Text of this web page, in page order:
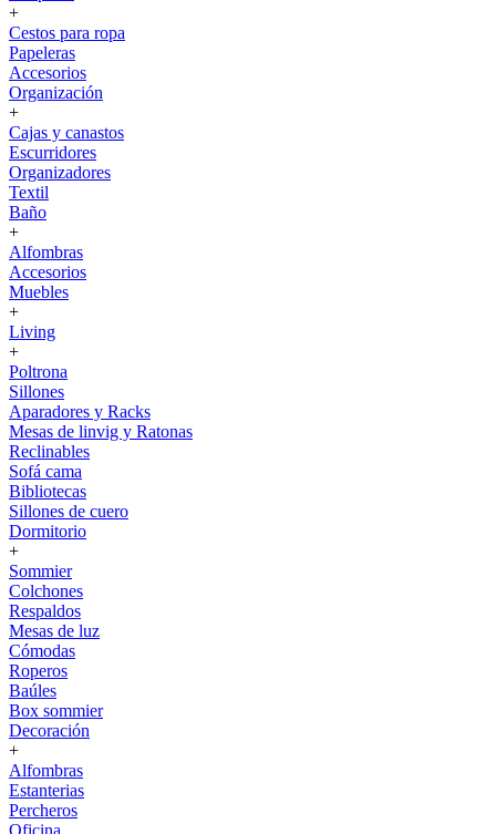
+
Cestos para ropa
Papeleras
Accesorios
Organización
+
Cajas y canastos
Escurridores
Organizadores
Textil
Baño
+
Alfombras
Accesorios
Muebles
+
Living
+
Poltrona
Sillones
Aparadores y Racks
Mesas de linvig y Ratonas
Reclinables
Sofá cama
Bibliotecas
Sillones de cuero
Dormitorio
+
Sommier
Colchones
Respaldos
Mesas de luz
Cómodas
Roperos
Baúles
Box sommier
Decoración
+
Alfombras
Estanterias
Percheros
Oficina